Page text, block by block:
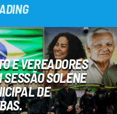
E VEREADORES
SESSÃO SOLENE
DE